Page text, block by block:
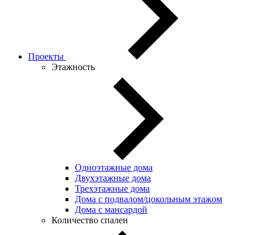
Проекты
Этажность
Одноэтажные дома
Двухэтажные дома
Трехэтажные дома
Дома с подвалом/цокольным этажом
Дома с мансардой
Количество спален